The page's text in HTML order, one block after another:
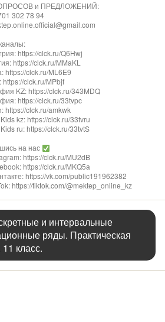
и ПРЕДЛОЖЕНИЙ:
302 78 94
https://clck.ru/Q6Hwj
https://clck.ru/MMaKL
https://clck.ru/ML6E9
clck.ru/MPbjf
KZ: https://clck.ru/343MDQ
https://clck.ru/33tvpc
https://clck.ru/amkwk
kz: https://clck.ru/33tvru
ru: https://clck.ru/33tvtS
на нас
https://clck.ru/MU2dB
https://clck.ru/MKQ5a
https://vk.com/public191962382
https://tiktok.com/@mektep_online_kz
и интервальные
ряды. Практическая
11 класс.